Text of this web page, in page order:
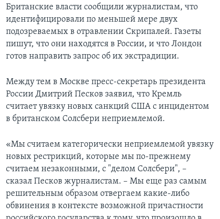
Британские власти сообщили журналистам, что
идентифицировали по меньшей мере двух
подозреваемых в отравлении Скрипалей. Газеты
пишут, что они находятся в России, и что Лондон
готов направить запрос об их экстрадиции.
Между тем в Москве пресс-секретарь президента
России Дмитрий Песков заявил, что Кремль
считает увязку новых санкций США с инцидентом
в британском Солсбери неприемлемой.
«Мы считаем категорически неприемлемой увязку
новых рестрикций, которые мы по-прежнему
считаем незаконными, с "делом Солсбери", –
сказал Песков журналистам. – Мы еще раз самым
решительным образом отвергаем какие-либо
обвинения в контексте возможной причастности